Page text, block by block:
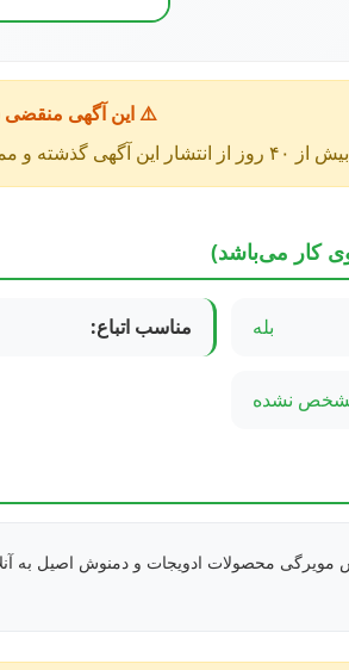
⚠️ این آگهی
بیش از ۴۰ روز از انتشار این آگهی گذشته و ممکن است اطلاعات آن به‌روز نباشد.
کار می‌باشد)
بله مناسب اتباع:
نشده
مویرگی محصولات ادویجات و دمنوش اصیل به